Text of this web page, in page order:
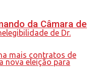
da Câmara de